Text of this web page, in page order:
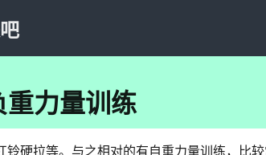
力量训练
硬拉等。与之相对的有自重力量训练，比